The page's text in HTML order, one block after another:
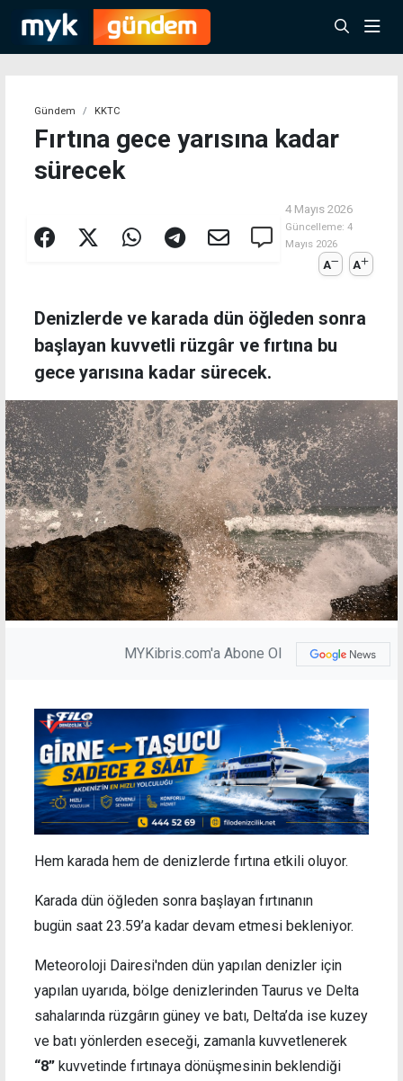
Gündem KKTC
Fırtına gece yarısına kadar
sürecek
4 Mayıs 2026
Güncelleme: 4
Mayıs 2026
A A
Denizlerde ve karada dün öğleden sonra
başlayan kuvvetli rüzgâr ve fırtına bu
gece yarısına kadar sürecek.
MYKibris.com'a Abone Ol
Hem karada hem de denizlerde fırtına etkili oluyor.
Karada dün öğleden sonra başlayan fırtınanın
bugün saat 23.59’a kadar devam etmesi bekleniyor.
Meteoroloji Dairesi'nden dün yapılan denizler için
yapılan uyarıda, bölge denizlerinden Taurus ve Delta
sahalarında rüzgârın güney ve batı, Delta’da ise kuzey
ve batı yönlerden eseceği, zamanla kuvvetlenerek
“8” kuvvetinde fırtınaya dönüşmesinin beklendiği